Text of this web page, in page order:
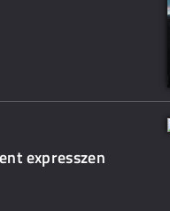
expresszen